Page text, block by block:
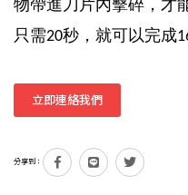
物帶進刀片內擊碎，才
只需20秒，就可以完成
立即連絡我們
分享到：